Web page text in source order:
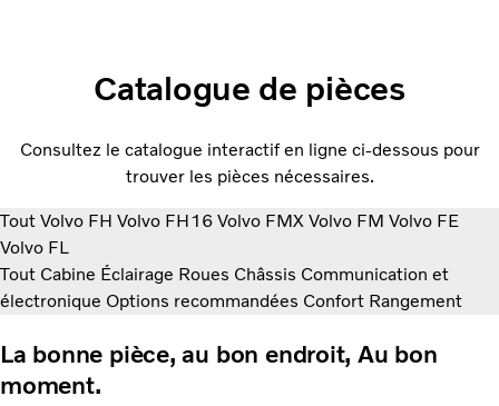
Catalogue de pièces
Consultez le catalogue interactif en ligne ci-dessous pour
trouver les pièces nécessaires.
Tout Volvo FH Volvo FH16 Volvo FMX Volvo FM Volvo FE
Volvo FL
Tout Cabine Éclairage Roues Châssis Communication et
électronique Options recommandées Confort Rangement
La bonne pièce, au bon endroit, Au bon
moment.